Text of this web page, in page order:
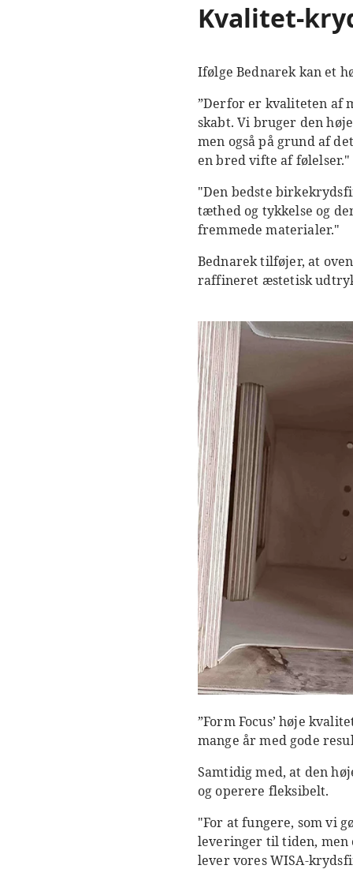
Kvalitet-
Ifølge Bednarek kan et
”Derfor er kvaliteten af
skabt. Vi bruger den
men også på grund af
en bred vifte af følelser."
"Den bedste
tæthed og tykkelse og
fremmede materialer."
Bednarek tilføjer, at
raffineret æstetisk
”Form Focus’ høje
mange år med gode
Samtidig med, at den
og operere fleksibelt.
"For at fungere, som vi
leveringer til tiden, men
lever vores WISA-